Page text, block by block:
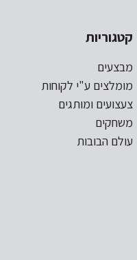
קטגוריות
מבצעים
מומלצים ע"י לקוחות
צעצועים ומותגים
משחקים
עולם הבובות